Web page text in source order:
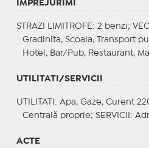
IMPREJURIMI
STRAZI LIMITROFE : 2 benzi;
Gradinita, Scoala, Transport
Hotel, Bar/Pub, Restaurant,
UTILITATI/SERVICII
UTILITATI : Apa, Gaze, Curent
Centrală proprie; SERVICII :
ACTE